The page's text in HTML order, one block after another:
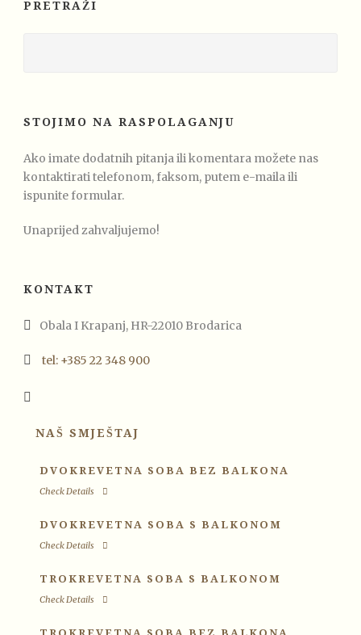
PRETRAŽI
STOJIMO NA RASPOLAGANJU
Ako imate dodatnih pitanja ili komentara možete nas
kontaktirati telefonom, faksom, putem e-maila ili
ispunite formular.
Unaprijed zahvaljujemo!
KONTAKT
Obala I Krapanj, HR-22010 Brodarica
tel: +385 22 348 900
NAŠ SMJEŠTAJ
DVOKREVETNA SOBA BEZ BALKONA
Check Details
DVOKREVETNA SOBA S BALKONOM
Check Details
TROKREVETNA SOBA S BALKONOM
Check Details